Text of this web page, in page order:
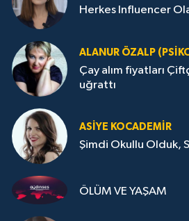
Herkes Influencer
ALANUR ÖZALP
Çay alım fiyatları
uğrattı
ASIYE KOCADEMİR
Şimdi Okullu Olduk,
ÖLÜM VE YAŞAM